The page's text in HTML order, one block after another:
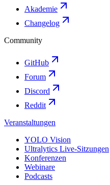
Akademie
Changelog
Community
GitHub
Forum
Discord
Reddit
Veranstaltungen
YOLO Vision
Ultralytics Live-Sitzungen
Konferenzen
Webinare
Podcasts